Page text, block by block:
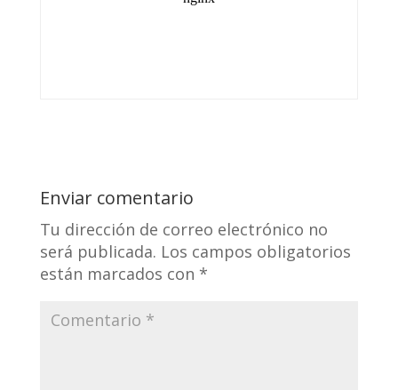
Enviar comentario
Tu dirección de correo electrónico no
será publicada. Los campos obligatorios
están marcados con *